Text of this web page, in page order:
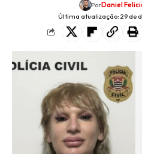
Última atualização: 29 de
PorDaniel